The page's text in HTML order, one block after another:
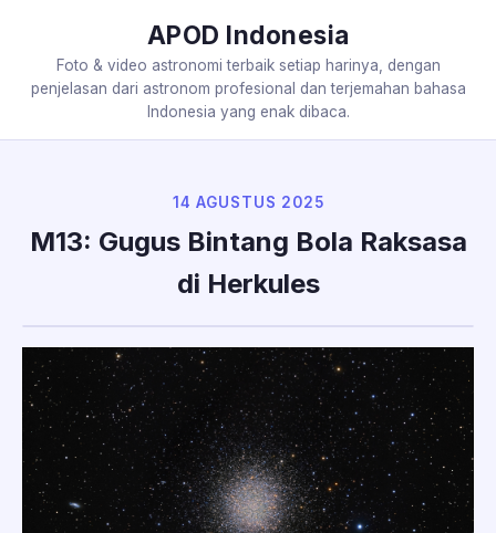
APOD Indonesia
Foto & video astronomi terbaik setiap harinya, dengan
penjelasan dari astronom profesional dan terjemahan bahasa
Indonesia yang enak dibaca.
14 AGUSTUS 2025
M13: Gugus Bintang Bola Raksasa
di Herkules